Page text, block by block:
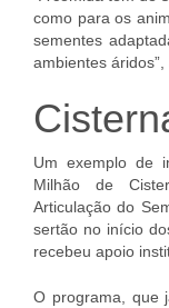
como para os
sementes
ambientes
Um exemplo de
Milhão de
Articulação do
sertão no início
recebeu apoio
O programa, que